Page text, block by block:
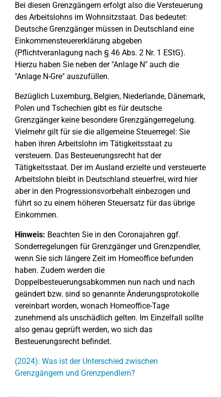
Bei diesen Grenzgängern erfolgt also die Versteuerung
des Arbeitslohns im Wohnsitzstaat. Das bedeutet:
Deutsche Grenzgänger müssen in Deutschland eine
Einkommensteuererklärung abgeben
(Pflichtveranlagung nach § 46 Abs. 2 Nr. 1 EStG).
Hierzu haben Sie neben der "Anlage N" auch die
"Anlage N-Gre" auszufüllen.
Bezüglich Luxemburg, Belgien, Niederlande, Dänemark,
Polen und Tschechien gibt es für deutsche
Grenzgänger keine besondere Grenzgängerregelung.
Vielmehr gilt für sie die allgemeine Steuerregel: Sie
haben ihren Arbeitslohn im Tätigkeitsstaat zu
versteuern. Das Besteuerungsrecht hat der
Tätigkeitsstaat. Der im Ausland erzielte und versteuerte
Arbeitslohn bleibt in Deutschland steuerfrei, wird hier
aber in den Progressionsvorbehalt einbezogen und
führt so zu einem höheren Steuersatz für das übrige
Einkommen.
Hinweis: Beachten Sie in den Coronajahren ggf.
Sonderregelungen für Grenzgänger und Grenzpendler,
wenn Sie sich längere Zeit im Homeoffice befunden
haben. Zudem werden die
Doppelbesteuerungsabkommen nun nach und nach
geändert bzw. sind so genannte Änderungsprotokolle
vereinbart worden, wonach Homeoffice-Tage
zunehmend als unschädlich gelten. Im Einzelfall sollte
also genau geprüft werden, wo sich das
Besteuerungsrecht befindet.
(2024): Was ist der Unterschied zwischen
Grenzgängern und Grenzpendlern?